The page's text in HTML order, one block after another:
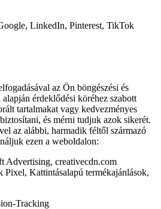
LinkedIn, Pinterest, TikTok
az Ön böngészési és
alapján érdeklődési köréhez szabott
tartalmakat vagy kedvezményes
és mérni tudjuk azok sikerét.
az alábbi, harmadik féltől származó
ezen a weboldalon:
Advertising, creativecdn.com
Kattintásalapú termékajánlások,
Tracking